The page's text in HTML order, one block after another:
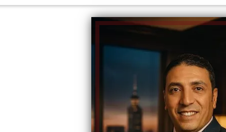
الكاتبة إلهام شرشر تهنئ الرئيس
السيسي بعيد ميلاده وتُشيد بجهوده